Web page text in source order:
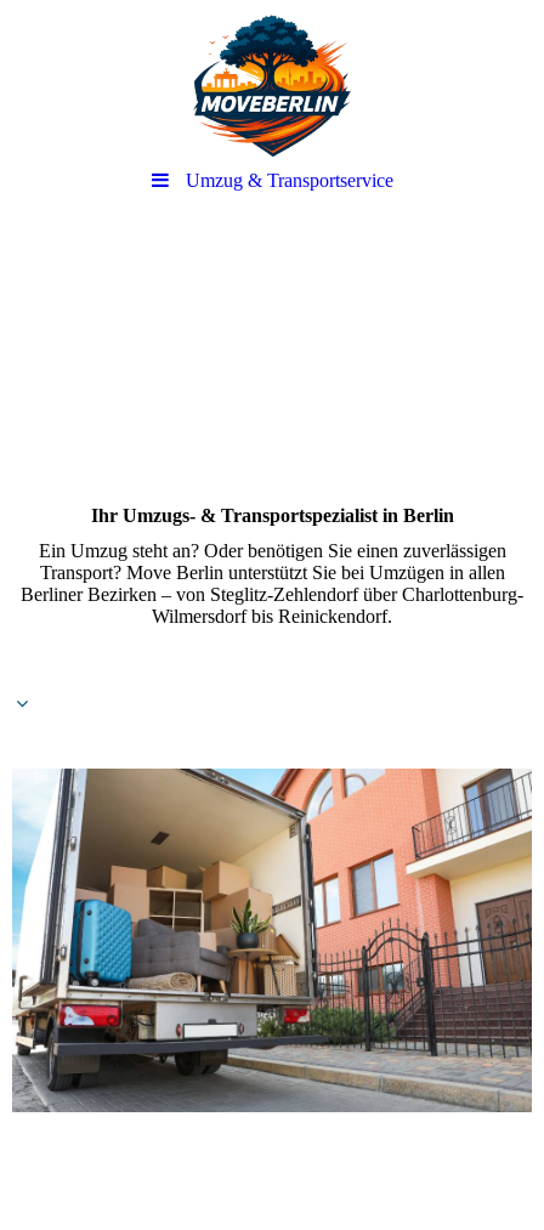
Umzug & Transportservice
Ihr Umzugs- & Transportspezialist in Berlin
Ein Umzug steht an? Oder benötigen Sie einen zuverlässigen
Transport? Move Berlin unterstützt Sie bei Umzügen in allen
Berliner Bezirken – von Steglitz-Zehlendorf über Charlottenburg-
Wilmersdorf bis Reinickendorf.